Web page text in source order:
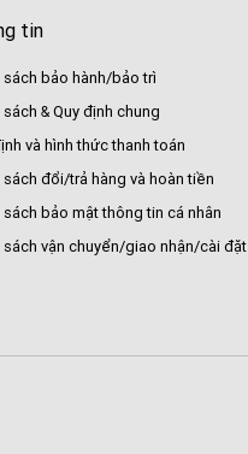
tin
sách bảo hành/bảo trì
sách & Quy định chung
và hình thức thanh toán
sách đổi/trả hàng và hoàn tiền
sách bảo mật thông tin cá nhân
sách vận chuyển/giao nhận/cài đặt